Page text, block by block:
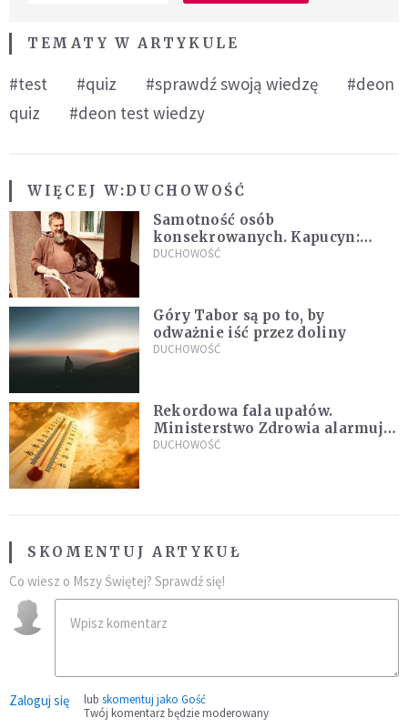
TEMATY W ARTYKULE
#test #quiz #sprawdź swoją wiedzę
#deon
quiz
#deon test wiedzy
WIĘCEJ W:DUCHOWOŚĆ
Samotność osób
konsekrowanych. Kapucyn:
Życie w pojedynkę rzadko jest
DUCHOWOŚĆ
Góry Tabor są po to, by
odważnie iść przez doliny
DUCHOWOŚĆ
Rekordowa fala upałów.
Ministerstwo Zdrowia alarmuje
po doświadczeniach z czerwca
DUCHOWOŚĆ
SKOMENTUJ ARTYKUŁ
Co wiesz o Mszy Świętej? Sprawdź się!
Zaloguj się lub skomentuj jako Gość
Twój komentarz będzie moderowany